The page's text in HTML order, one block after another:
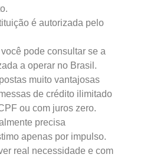
é autorizada pelo
pode consultar se a
a operar no Brasil.
muito vantajosas
de crédito ilimitado
ou com juros zero.
precisa
apenas por impulso.
real necessidade e com